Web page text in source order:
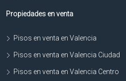
Propiedades en venta
Pisos en venta en Valencia
Pisos en venta en Valencia Ciudad
Pisos en venta en Valencia Centro